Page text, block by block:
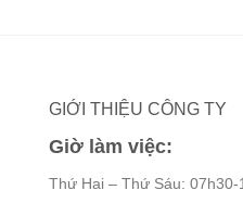
GIỚI THIỆU CÔNG TY
Giờ làm việc:
Thứ Hai – Thứ Sáu: 07h30-